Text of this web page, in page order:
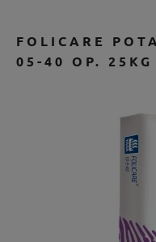
FOLICARE
05-40 OP. 25KG